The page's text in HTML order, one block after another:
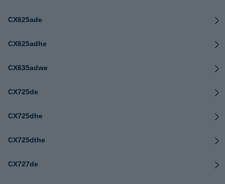
CX625ade
CX625adhe
CX635adwe
CX725de
CX725dhe
CX725dthe
CX727de